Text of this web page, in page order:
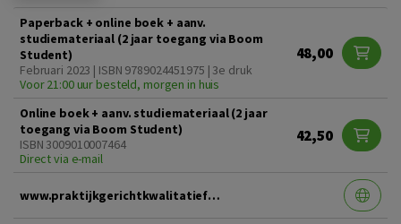
Paperback + online boek + aanv.
studiemateriaal (2 jaar toegang via Boom
Student)
Februari 2023 | ISBN 9789024451975 | 3e druk
Voor 21:00 uur besteld, morgen in huis
48,00
Online boek + aanv. studiemateriaal (2 jaar
toegang via Boom Student)
ISBN 3009010007464
Direct via e-mail
42,50
www.praktijkgerichtkwalitatiefonderzoek3edruk.nl